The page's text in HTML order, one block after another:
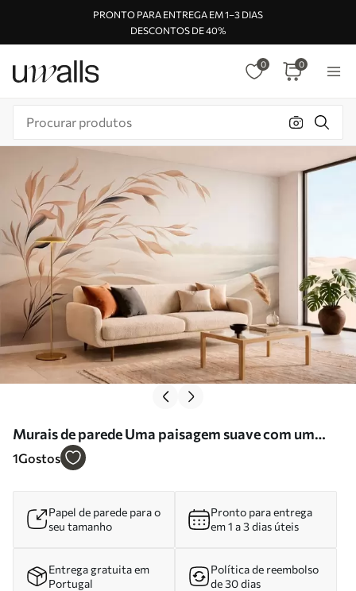
PRONTO PARA ENTREGA EM 1–3 DIAS
DESCONTOS DE 40%
0 0
Murais de parede Uma paisagem suave com um
ramo sobre colinas em tons de bege claro Nr.
1Gostos
Papel de parede para o
seu tamanho
Pronto para entrega
em 1 a 3 dias úteis
Entrega gratuita em
Portugal
Política de reembolso
de 30 dias